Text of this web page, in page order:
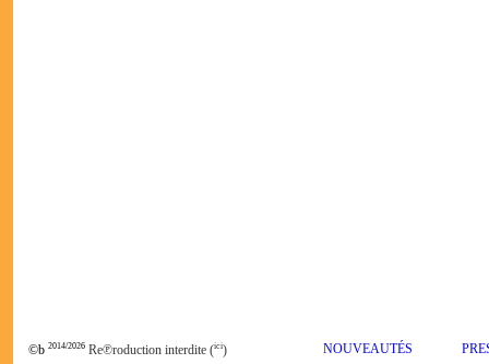
©b 2014/2026 Re℗roduction interdite (ici) NOUVEAUTÉS